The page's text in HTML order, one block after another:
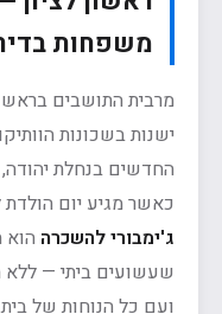
משפחות
מרבית התושבים
ישנות בשכונות
החדשים בנחלת
כאשר מגיע יום
ג'ימבורי להשכרה הוא
שעשועים ביתי —
ועם כל הנוחות של